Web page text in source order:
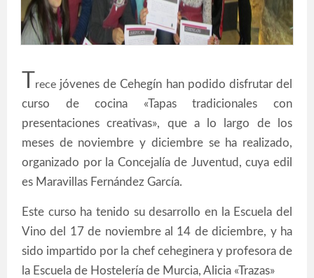
Trece jóvenes de Cehegín han podido disfrutar del
curso de cocina «Tapas tradicionales con
presentaciones creativas», que a lo largo de los
meses de noviembre y diciembre se ha realizado,
organizado por la Concejalía de Juventud, cuya edil
es Maravillas Fernández García.
Este curso ha tenido su desarrollo en la Escuela del
Vino del 17 de noviembre al 14 de diciembre, y ha
sido impartido por la chef ceheginera y profesora de
la Escuela de Hostelería de Murcia, Alicia «Trazas»